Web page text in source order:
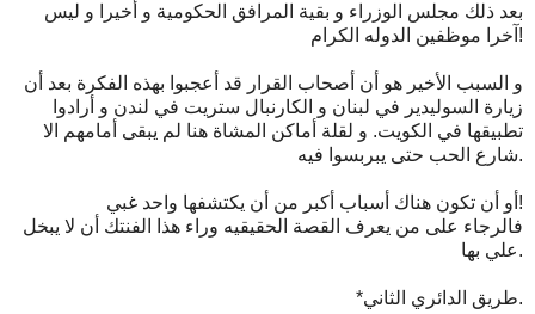
بعد ذلك مجلس الوزراء و بقية المرافق الحكومية و أخيرا و ليس
آخرا موظفين الدوله الكرام!
و السبب الأخير هو أن أصحاب القرار قد أعجبوا بهذه الفكرة بعد أن
زيارة السوليدير في لبنان و الكارنبال ستريت في لندن و أرادوا
تطبيقها في الكويت. و لقلة أماكن المشاة هنا لم يبقى أمامهم الا
شارع الحب حتى يبربسوا فيه.
أو أن تكون هناك أسباب أكبر من أن يكتشفها واحد غبي!
فالرجاء على من يعرف القصة الحقيقيه وراء هذا الفنتك أن لا يبخل
علي بها.
*طريق الدائري الثاني.